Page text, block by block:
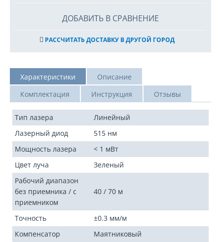
ДОБАВИТЬ В СРАВНЕНИЕ
РАССЧИТАТЬ ДОСТАВКУ В ДРУГОЙ ГОРОД
Характеристики
Описание
Комплектация
Инструкция Отзывы
Тип лазера
Линейный
Лазерный диод
515 нм
Мощность лазера
< 1 мВт
Цвет луча
Зеленый
Рабочий диапазон
без приемника / с
приемником
40 / 70 м
Точность
±0.3 мм/м
Компенсатор
Маятниковый